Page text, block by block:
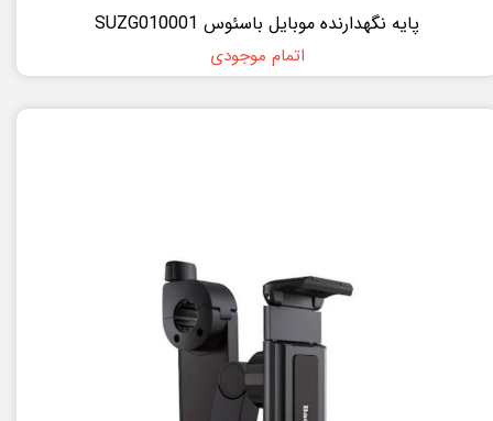
پایه نگهدارنده موبایل باسئوس SUZG010001
اتمام موجودی